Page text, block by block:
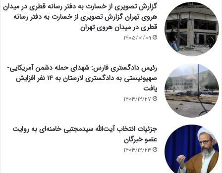
گزارش تصویری از خسارت به دفتر رسانه قطری در میدان
هروی تهران گزارش تصویری از خسارت به دفتر رسانه
قطری در میدان هروی تهران
1405/01/09
رئیس دادگستری فارس: شهدای حمله دشمن آمریکایی-
صهیونیستی به دادگستری لارستان به ۱۴ نفر افزایش
یافت
1404/12/27
جزئیات انتخاب آیت‌الله سیدمجتبی خامنه‌ای به روایت
عضو خبرگان
1404/12/23